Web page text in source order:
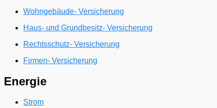
Wohngebäude- Versicherung
Haus- und Grundbesitz- Versicherung
Rechtsschutz- Versicherung
Firmen- Versicherung
Energie
Strom